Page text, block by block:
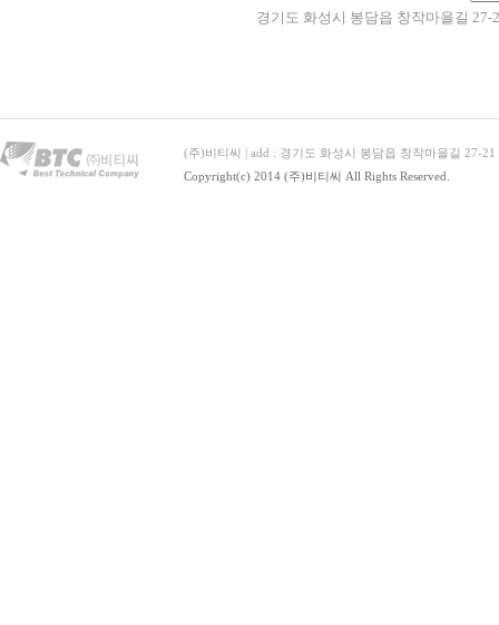
경기도 화성시 봉담읍 창작마을길 27-
(주)비티씨 | add : 경기도 화성시 봉담읍 창작마을길 27-
Copyright(c) 2014 (주)비티씨 All Rights Reserved.